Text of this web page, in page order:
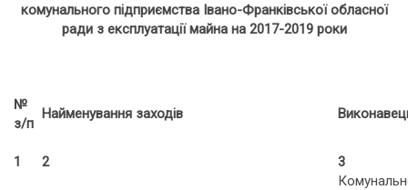
комунального підприємства Івано-Франківської обласної
ради з експлуатації майнана 2017-2019 роки
№
з/п
Найменування заходів
1 2 3